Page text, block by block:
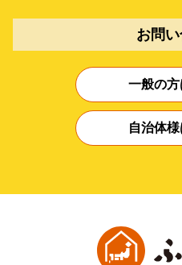
お問
一般の方
自治体